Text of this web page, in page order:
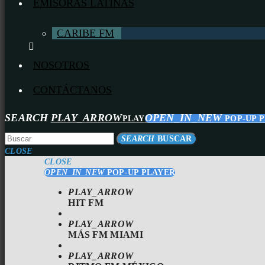
EMISORAS LATINAS
CARIBE FM
NOSOTROS
CONTÁCTANOS
SEARCH PLAY_ARROWPLAYOPEN_IN_NEW POP-UP
SEARCH BUSCAR
CLOSE
CLOSE
OPEN_IN_NEWPOP-UP PLAYER
PLAY_ARROW
HIT FM
PLAY_ARROW
MÁS FM MIAMI
PLAY_ARROW